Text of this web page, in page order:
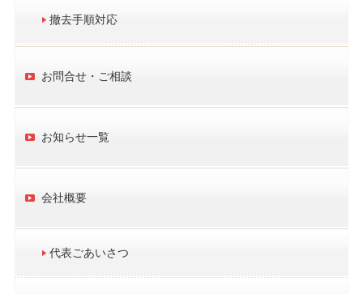
撤去手順対応
お問合せ・ご相談
お知らせ一覧
会社概要
代表ごあいさつ